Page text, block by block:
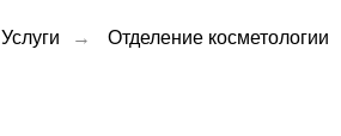
Услуги → Отделение косметологии